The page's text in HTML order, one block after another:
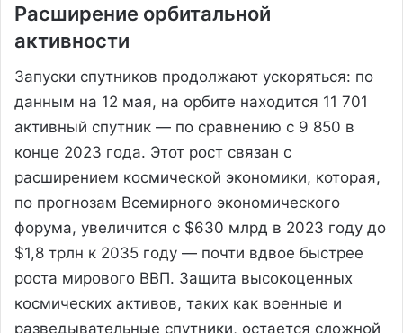
Расширение орбитальной
активности
Запуски спутников продолжают ускоряться: по
данным на 12 мая, на орбите находится 11 701
активный спутник — по сравнению с 9 850 в
конце 2023 года. Этот рост связан с
расширением космической экономики, которая,
по прогнозам Всемирного экономического
форума, увеличится с $630 млрд в 2023 году до
$1,8 трлн к 2035 году — почти вдвое быстрее
роста мирового ВВП. Защита высокоценных
космических активов, таких как военные и
разведывательные спутники, остается сложной